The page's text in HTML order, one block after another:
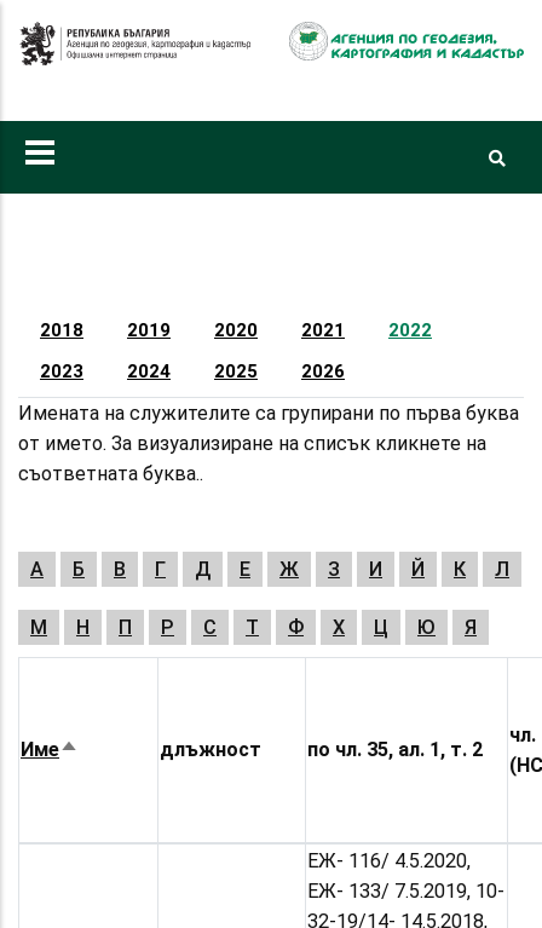
към
2018 2019 2020 2021
2022
2023
2024 2025 2026
Имената на служителите са групирани по първа буква
от името. За визуализиране на списък кликнете на
съответната буква..
А Б В Г Д Е Ж З И Й К Л
М Н П Р С Т Ф Х Ц Ю Я
ИмеSort
длъжност по чл. 35, ал. 1, т. 2
чл.
ЕЖ- 116/ 4.5.2020,
ЕЖ- 133/ 7.5.2019, 10-
32-19/14- 14.5.2018,